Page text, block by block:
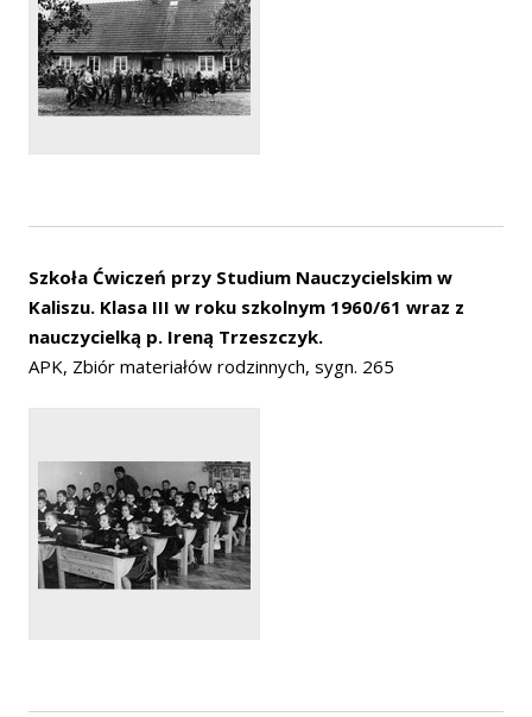
Szkoła Ćwiczeń przy Studium Nauczycielskim w
Kaliszu. Klasa III w roku szkolnym 1960/61 wraz z
nauczycielką p. Ireną Trzeszczyk.
APK, Zbiór materiałów rodzinnych, sygn. 265